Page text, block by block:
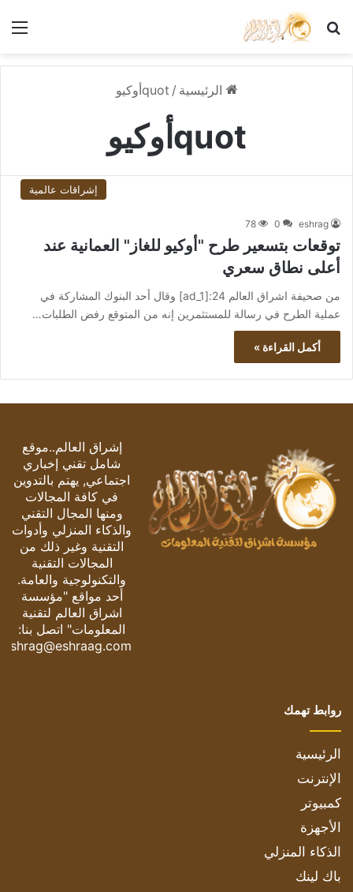
بحث عن
الرئيسية / quotأوكيو
quotأوكيو
إشراقات عالمية
eshrag
0
78
توقعات بتسعير طرح "أوكيو للغاز" العمانية عند
أعلى نطاق سعري
من صحيفة اشراق العالم 24:[ad_1] وقال أحد البنوك المشاركة في
عملية الطرح في رسالة للمستثمرين إنه من المتوقع رفض الطلبات…
أكمل القراءة »
إشراق العالم..موقع
شامل تقني إخباري
اجتماعي, يهتم بالتدوين
في كافة المجالات
ومنها المجال التقني
والذكاء المنزلي وأدوات
التقنية وغير ذلك من
المجالات التقنية
والتكنولوجية والعامة.
أحد مواقع "مؤسسة
اشراق العالم لتقنية
المعلومات" اتصل بنا:
eshrag@eshraag.com
روابط تهمك
الرئيسية
الإنترنت
كمبيوتر
الأجهزة
الذكاء المنزلي
باك لينك